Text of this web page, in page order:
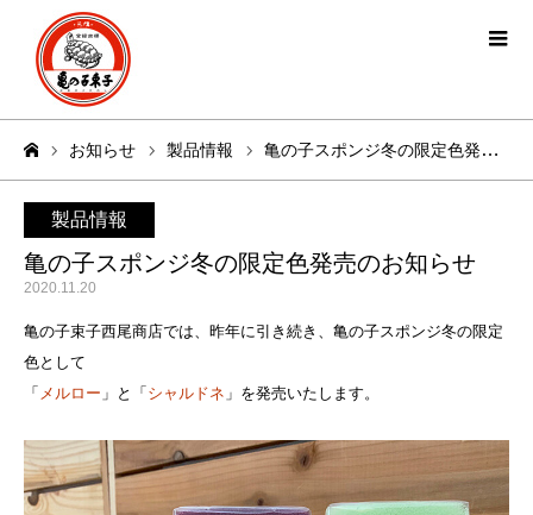
お知らせ 製品情報 亀の子スポンジ冬の限定色発売のお知らせ
製品情報
亀の子スポンジ冬の限定色発売のお知らせ
2020.11.20
亀の子束子西尾商店では、昨年に引き続き、亀の子スポンジ冬の限定
色として
「 メルロー 」と「 シャルドネ 」を発売いたします。